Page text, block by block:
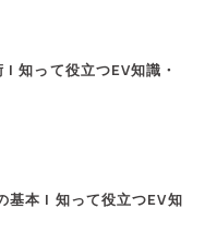
知って役立つEV知識・
基本 | 知って役立つEV知